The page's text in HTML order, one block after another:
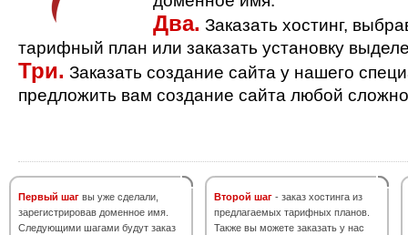
Два. Заказать хостинг,
тарифный план или заказать установку
Три. Заказать создание сайта у нашего
предложить вам создание сайта любой
Первый шаг вы уже сделали,
зарегистрировав доменное имя.
Следующими шагами будут заказ
Второй шаг - заказ хостинга из
предлагаемых тарифных планов.
Также вы можете заказать у нас